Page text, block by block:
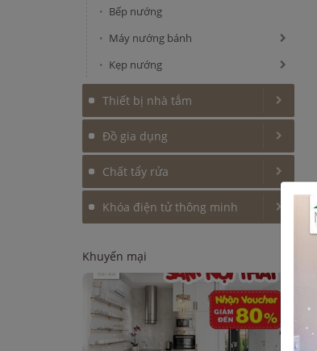
Bếp nướng
Máy nướng bánh
Kẹp nướng
Thiết bị nhà tắm
Đồ gia dụng
Chất tẩy rửa
Khóa điện tử thông minh
Khuyến mại